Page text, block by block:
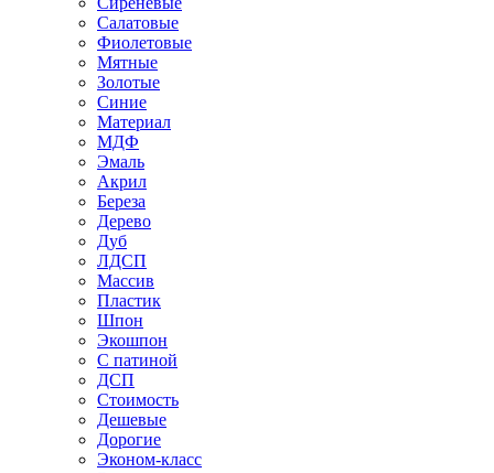
Салатовые
Фиолетовые
Мятные
Золотые
Синие
Материал
МДФ
Эмаль
Акрил
Береза
Дерево
Дуб
ЛДСП
Массив
Пластик
Шпон
Экошпон
С патиной
ДСП
Стоимость
Дешевые
Дорогие
Эконом-класс